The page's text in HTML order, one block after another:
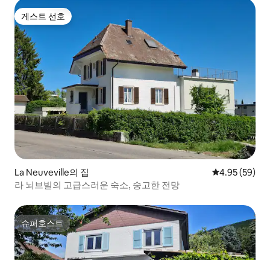
게스트 선호
게스트 선호
La Neuveville의 집 평점 4.95점(5
4.95 (59)
라 뇌브빌의 고급스러운 숙소, 숭고한 전망
슈퍼호스트
슈퍼호스트